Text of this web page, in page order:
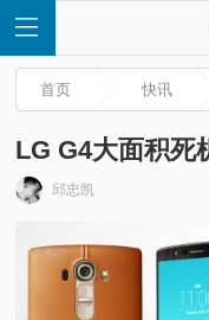
首页 快讯
LG G4大面积死
邱忠凯